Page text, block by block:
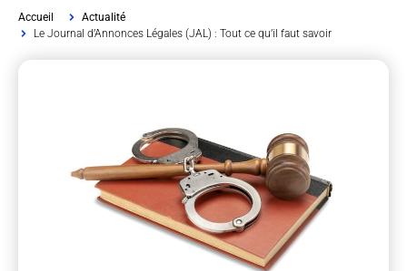
Accueil
Actualité
Le Journal d’Annonces Légales (JAL) : Tout ce qu’il faut savoir